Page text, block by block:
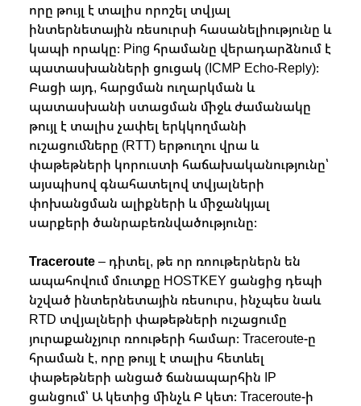
որը թույլ է տալիս որոշել տվյալ
ինտերնետային ռեսուրսի հասանելիությունը և
կապի որակը։ Ping հրամանը վերադարձնում է
պատասխանների ցուցակ (ICMP Echo-Reply)։
Բացի այդ, հարցման ուղարկման և
պատասխանի ստացման միջև ժամանակը
թույլ է տալիս չափել երկկողմանի
ուշացումները (RTT) երթուղու վրա և
փաթեթների կորուստի հաճախականությունը՝
այսպիսով գնահատելով տվյալների
փոխանցման ալիքների և միջանկյալ
սարքերի ծանրաբեռնվածությունը։
Traceroute– դիտել, թե որ ռոութերներն են
ապահովում մուտքը HOSTKEY ցանցից դեպի
նշված ինտերնետային ռեսուրս, ինչպես նաև
RTD տվյալների փաթեթների ուշացումը
յուրաքանչյուր ռոութերի համար։ Traceroute-ը
հրաման է, որը թույլ է տալիս հետևել
փաթեթների անցած ճանապարհին IP
ցանցում՝ Ա կետից մինչև Բ կետ։ Traceroute-ի